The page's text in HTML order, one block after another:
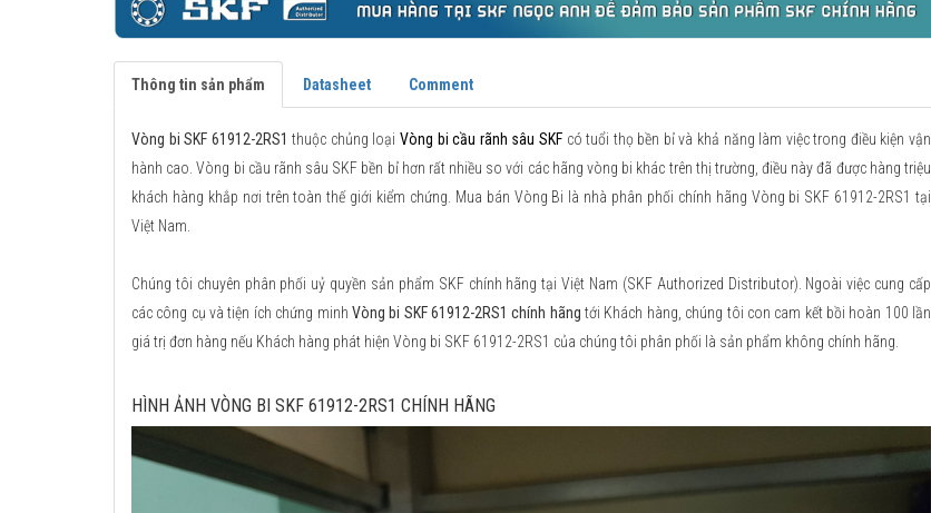
Thông tin sản phẩm Datasheet Comment
Vòng bi SKF 61912-2RS1 thuộc chủng loạiVòng bi cầu rãnh sâu SKFcó tuổi thọ bền bỉ và khả năng làm việc trong điều kiện vận
hành cao. Vòng bi cầu rãnh sâu SKF bền bỉ hơn rất nhiều so với các hãng vòng bi khác trên thị trường, điều này đã được hàng triệu
khách hàng khắp nơi trên toàn thế giới kiểm chứng. Mua bán Vòng Bi là nhà phân phối chính hãng Vòng bi SKF 61912-2RS1 tại
Việt Nam.
Chúng tôi chuyên phân phối uỷ quyền sản phẩm SKF chính hãng tại Việt Nam (SKF Authorized Distributor). Ngoài việc cung cấp
các công cụ và tiện ích chứng minh Vòng bi SKF 61912-2RS1 chính hãng tới Khách hàng, chúng tôi con cam kết bồi hoàn 100 lần
giá trị đơn hàng nếu Khách hàng phát hiện Vòng bi SKF 61912-2RS1 của chúng tôi phân phối là sản phẩm không chính hãng.
HÌNH ẢNH VÒNG BI SKF 61912-2RS1 CHÍNH HÃNG